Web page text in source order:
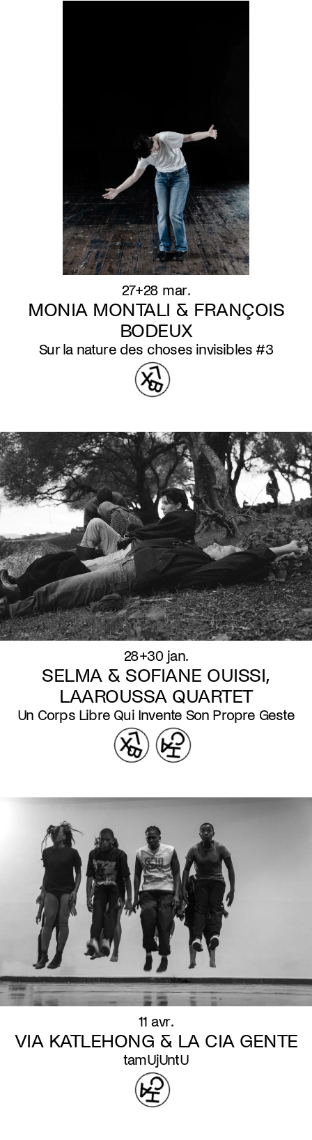
27+28 mar.
MONIA MONTALI & FRANÇOIS
BODEUX
Sur la nature des choses invisibles #3
28+30 jan.
SELMA & SOFIANE OUISSI,
LAAROUSSA QUARTET
Un Corps Libre Qui Invente Son Propre Geste
11 avr.
VIA KATLEHONG & LA CIA GENTE
tamUjUntU